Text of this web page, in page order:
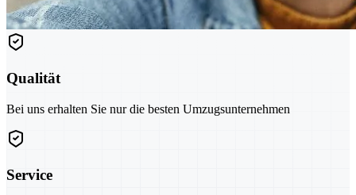
Qualität
Bei uns erhalten Sie nur die besten Umzugsunternehmen
Service